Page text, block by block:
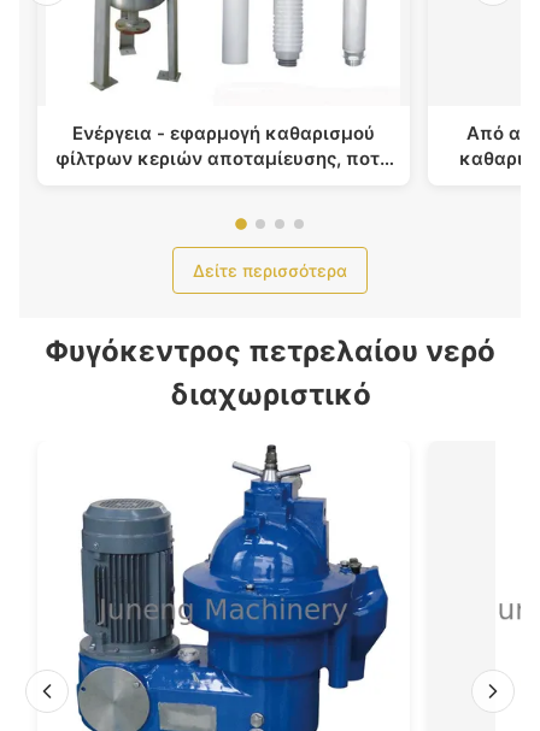
Ενέργεια - εφαρμογή καθαρισμού
φίλτρων κεριών αποταμίευσης, ποτό
Από
Δείτε περισσότερα
Φυγόκεντρος πετρελαίου νερό
διαχωριστικό